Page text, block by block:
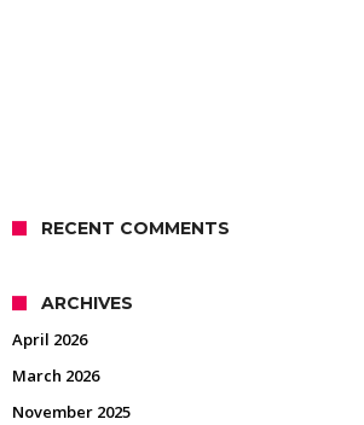
RECENT COMMENTS
ARCHIVES
April 2026
March 2026
November 2025